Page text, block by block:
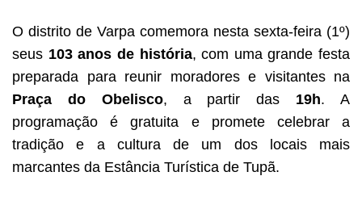
O distrito de Varpa comemora nesta sexta-feira (1º)
seus 103 anos de história, com uma grande festa
preparada para reunir moradores e visitantes na
Praça do Obelisco, a partir das 19h. A
programação é gratuita e promete celebrar a
tradição e a cultura de um dos locais mais
marcantes da Estância Turística de Tupã.